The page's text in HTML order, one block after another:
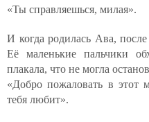
«Ты справляешься, милая».
И когда родилась Ава,
Её маленькие пальчики
плакала, что не могла
«Добро пожаловать в этот
тебя любит».